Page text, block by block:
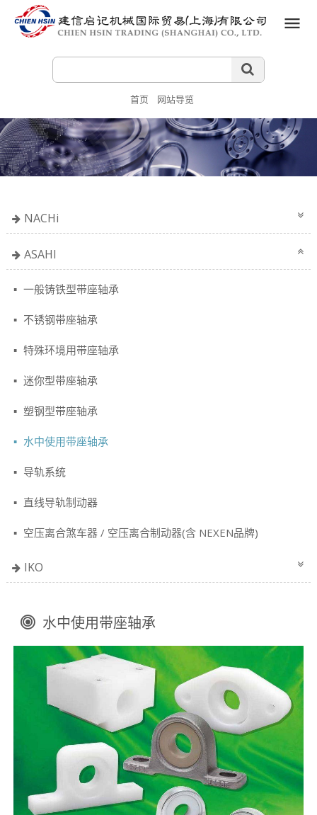
首页 网站导览
NACHi
ASAHI
一般铸铁型带座轴承
不锈钢带座轴承
特殊环境用带座轴承
迷你型带座轴承
塑钢型带座轴承
水中使用带座轴承
导轨系统
直线导轨制动器
空压离合煞车器 / 空压离合制动器(含 NEXEN品牌)
IKO
水中使用带座轴承